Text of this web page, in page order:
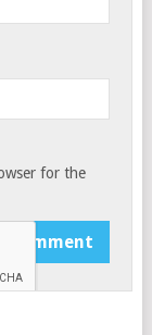
for the